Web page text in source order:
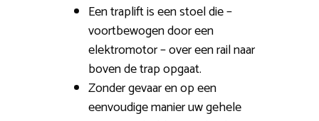
Een traplift is een stoel die –
voortbewogen door een
elektromotor – over een rail naar
boven de trap opgaat.
Zonder gevaar en op een
eenvoudige manier uw gehele